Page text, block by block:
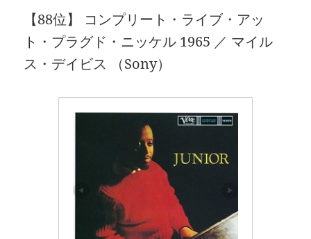
【88位】 コンプリート・ライブ・アッ
ト・プラグド・ニッケル 1965 ／ マイル
ス・デイビス （Sony）